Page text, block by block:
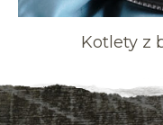
Kotlety z